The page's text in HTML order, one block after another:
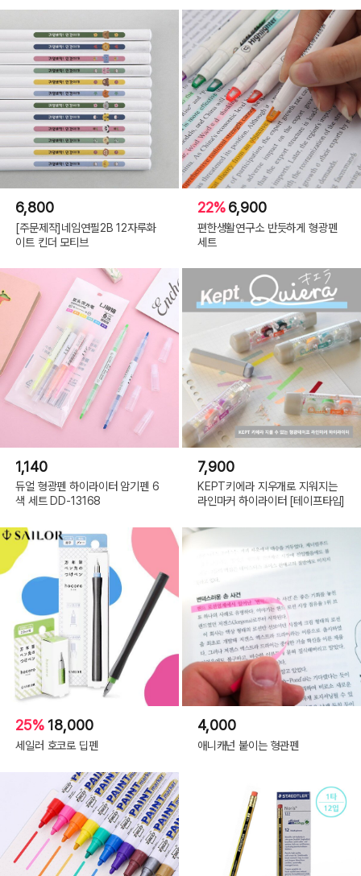
6,800
[주문제작]네임연필2B 12자루화
이트 킨더 모티브
22%6,900
편한생활연구소 반듯하게 형광펜
세트
1,140
듀얼 형광펜 하이라이터 암기펜 6
색 세트 DD-13168
7,900
KEPT키에라 지우개로 지워지는
라인마커 하이라이터 [테이프타입]
25% 18,000
세일러 호코로 딥펜
4,000
애니캐넌 붙이는 형관펜